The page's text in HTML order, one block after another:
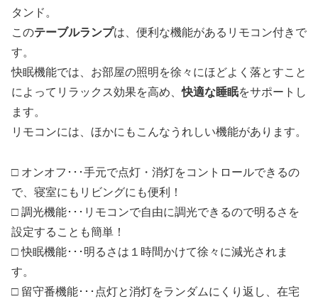
タンド。
このテーブルランプは、便利な機能があるリモコン付きで
す。
快眠機能では、お部屋の照明を徐々にほどよく落とすこと
によってリラックス効果を高め、快適な睡眠をサポートし
ます。
リモコンには、ほかにもこんなうれしい機能があります。
□ オンオフ･･･手元で点灯・消灯をコントロールできるの
で、寝室にもリビングにも便利！
□ 調光機能･･･リモコンで自由に調光できるので明るさを
設定することも簡単！
□ 快眠機能･･･明るさは１時間かけて徐々に減光されま
す。
□ 留守番機能･･･点灯と消灯をランダムにくり返し、在宅